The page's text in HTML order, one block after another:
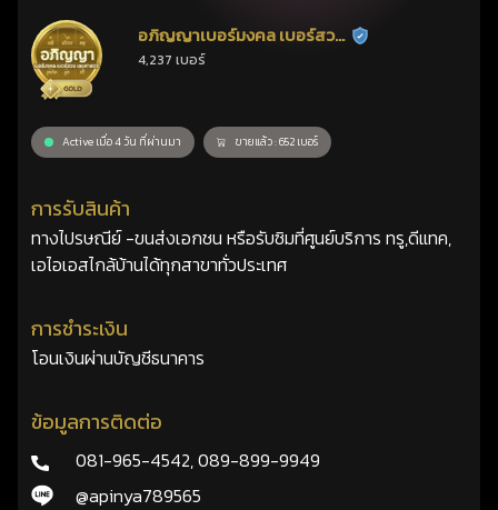
อภิญญาเบอร์มงคล เบอร์สวย
เลขศาสตร์
ร้านยืนยันแล้ว
4,237 เบอร์
Active เมื่อ 4 วัน ที่ผ่านมา ขายแล้ว : 652 เบอร์
การรับสินค้า
ทางไปรษณีย์ -ขนส่งเอกชน หรือรับซิมที่ศูนย์บริการ ทรู,ดีแทค,
เอไอเอสไกล้บ้านได้ทุกสาขาทั่วประเทศ
การชำระเงิน
โอนเงินผ่านบัญชีธนาคาร
ข้อมูลการติดต่อ
081-965-4542,089-899-9949
@apinya789565